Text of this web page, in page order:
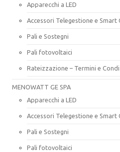
Apparecchi a LED
Accessori Telegestione e Smart
Pali e Sostegni
Pali fotovoltaici
Rateizzazione – Termini e
MENOWATT GE SPA
Apparecchi a LED
Accessori Telegestione e Smart
Pali e Sostegni
Pali fotovoltaici